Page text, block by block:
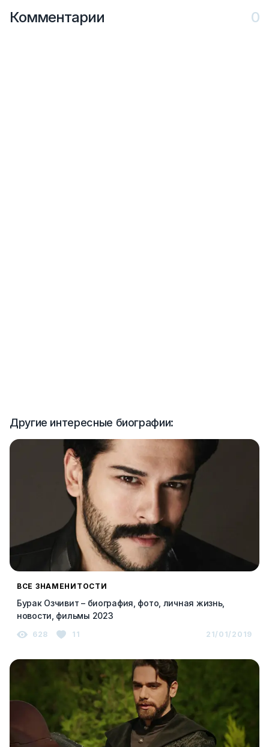
Другие интересные биографии:
ВСЕ ЗНАМЕНИТОСТИ
Бурак Озчивит – биография, фото, личная жизнь,
новости, фильмы 2023
628 11 21/01/2019
Комментарии 0